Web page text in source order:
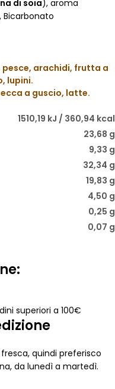
di soia), aroma
arachidi, frutta a
lupini.
a guscio, latte.
1510,19 kJ / 360,94 kcal
23,68 g
9,33 g
32,34 g
19,83 g
4,50 g
0,25 g
0,07 g
superiori a 100€
quindi preferisco
da lunedì a martedì.